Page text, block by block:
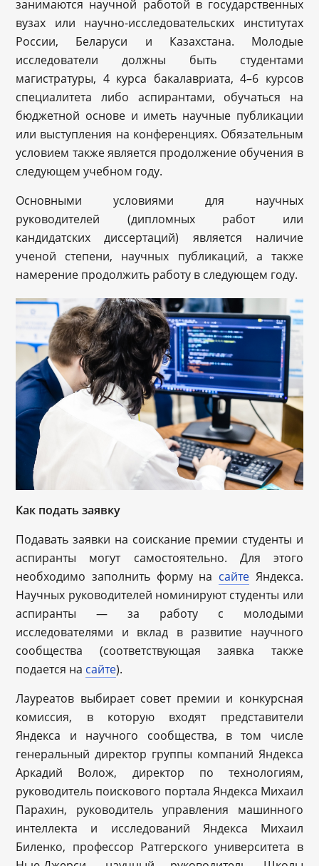
занимаются научной работой в государственных
вузах или научно-исследовательских институтах
России, Беларуси и Казахстана. Молодые
исследователи должны быть студентами
магистратуры, 4 курса бакалавриата, 4–6 курсов
специалитета либо аспирантами, обучаться на
бюджетной основе и иметь научные публикации
или выступления на конференциях. Обязательным
условием также является продолжение обучения в
следующем учебном году.
Основными условиями для научных
руководителей (дипломных работ или
кандидатских диссертаций) является наличие
ученой степени, научных публикаций, а также
намерение продолжить работу в следующем году.
Как подать заявку
Подавать заявки на соискание премии студенты и
аспиранты могут самостоятельно. Для этого
необходимо заполнить форму на сайтеЯндекса.
Научных руководителей номинируют студенты или
аспиранты — за работу с молодыми
исследователями и вклад в развитие научного
сообщества (соответствующая заявка также
подается на сайте).
Лауреатов выбирает совет премии и конкурсная
комиссия, в которую входят представители
Яндекса и научного сообщества, в том числе
генеральный директор группы компаний Яндекса
Аркадий Волож, директор по технологиям,
руководитель поискового портала Яндекса Михаил
Парахин, руководитель управления машинного
интеллекта и исследований Яндекса Михаил
Биленко, профессор Ратгерского университета в